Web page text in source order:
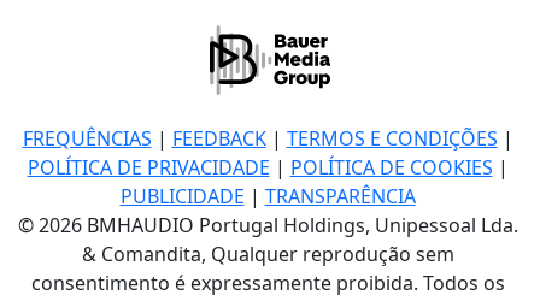
FREQUÊNCIAS | FEEDBACK| TERMOS E CONDIÇÕES |
POLÍTICA DE PRIVACIDADE | POLÍTICA DE COOKIES |
PUBLICIDADE | TRANSPARÊNCIA
© 2026 BMHAUDIO Portugal Holdings, Unipessoal Lda.
& Comandita, Qualquer reprodução sem
consentimento é expressamente proibida. Todos os